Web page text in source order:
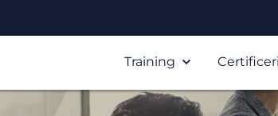
Training